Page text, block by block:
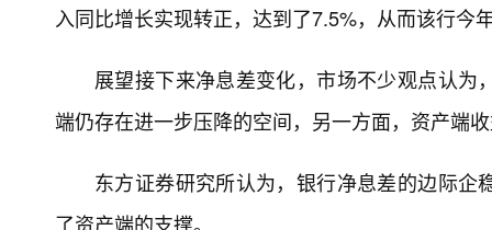
入同比增长实现转正，达到了7.5%，从而该行今
展望接下来净息差变化，市场不少观点认
端仍存在进一步压降的空间，另一方面，资产端
东方证券研究所认为，银行净息差的边际
了资产端的支撑。